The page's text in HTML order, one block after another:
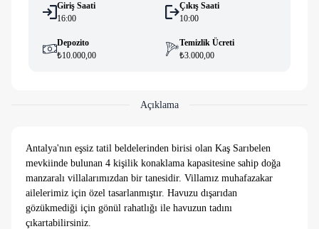
Giriş Saati
16:00
Çıkış Saati
10:00
Depozito
₺10.000,00
Temizlik Ücreti
₺3.000,00
Açıklama
Antalya'nın eşsiz tatil beldelerinden birisi olan Kaş Sarıbelen
mevkiinde bulunan 4 kişilik konaklama kapasitesine sahip doğa
manzaralı villalarımızdan bir tanesidir. Villamız muhafazakar
ailelerimiz için özel tasarlanmıştır. Havuzu dışarıdan
gözükmediği için gönül rahatlığı ile havuzun tadını
çıkartabilirsiniz.